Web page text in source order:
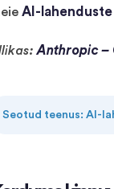
AI-
Anthropic –
Seotud teenus: AI-